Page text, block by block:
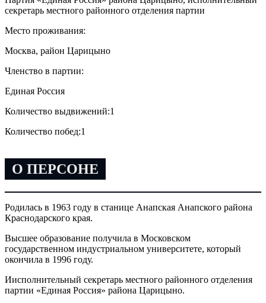
секретарь местного районного отделения партии
Место проживания:
Москва, район Царицыно
Членство в партии:
Единая Россия
Количество выдвижений:1
Количество побед:1
О ПЕРСОНЕ
Родилась в 1963 году в станице Анапская Анапского района
Краснодарского края.
Высшее образование получила в Московском
государственном индустриальном университете, который
окончила в 1996 году.
Иисполнительный секретарь местного районного отделения
партии «Единая Россия» района Царицыно.